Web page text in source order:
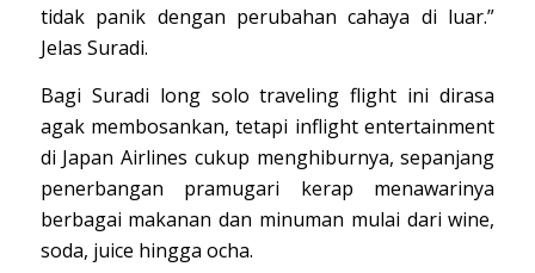
tidak panik dengan perubahan cahaya di luar.”
Jelas Suradi.
Bagi Suradi long solo traveling flight ini dirasa
agak membosankan, tetapi inflight entertainment
di Japan Airlines cukup menghiburnya, sepanjang
penerbangan pramugari kerap menawarinya
berbagai makanan dan minuman mulai dari wine,
soda, juice hingga ocha.